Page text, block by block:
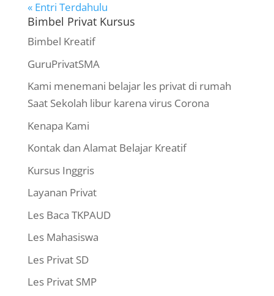
« Entri Terdahulu
Bimbel Privat Kursus
Bimbel Kreatif
GuruPrivatSMA
Kami menemani belajar les privat di rumah
Saat Sekolah libur karena virus Corona
Kenapa Kami
Kontak dan Alamat Belajar Kreatif
Kursus Inggris
Layanan Privat
Les Baca TKPAUD
Les Mahasiswa
Les Privat SD
Les Privat SMP